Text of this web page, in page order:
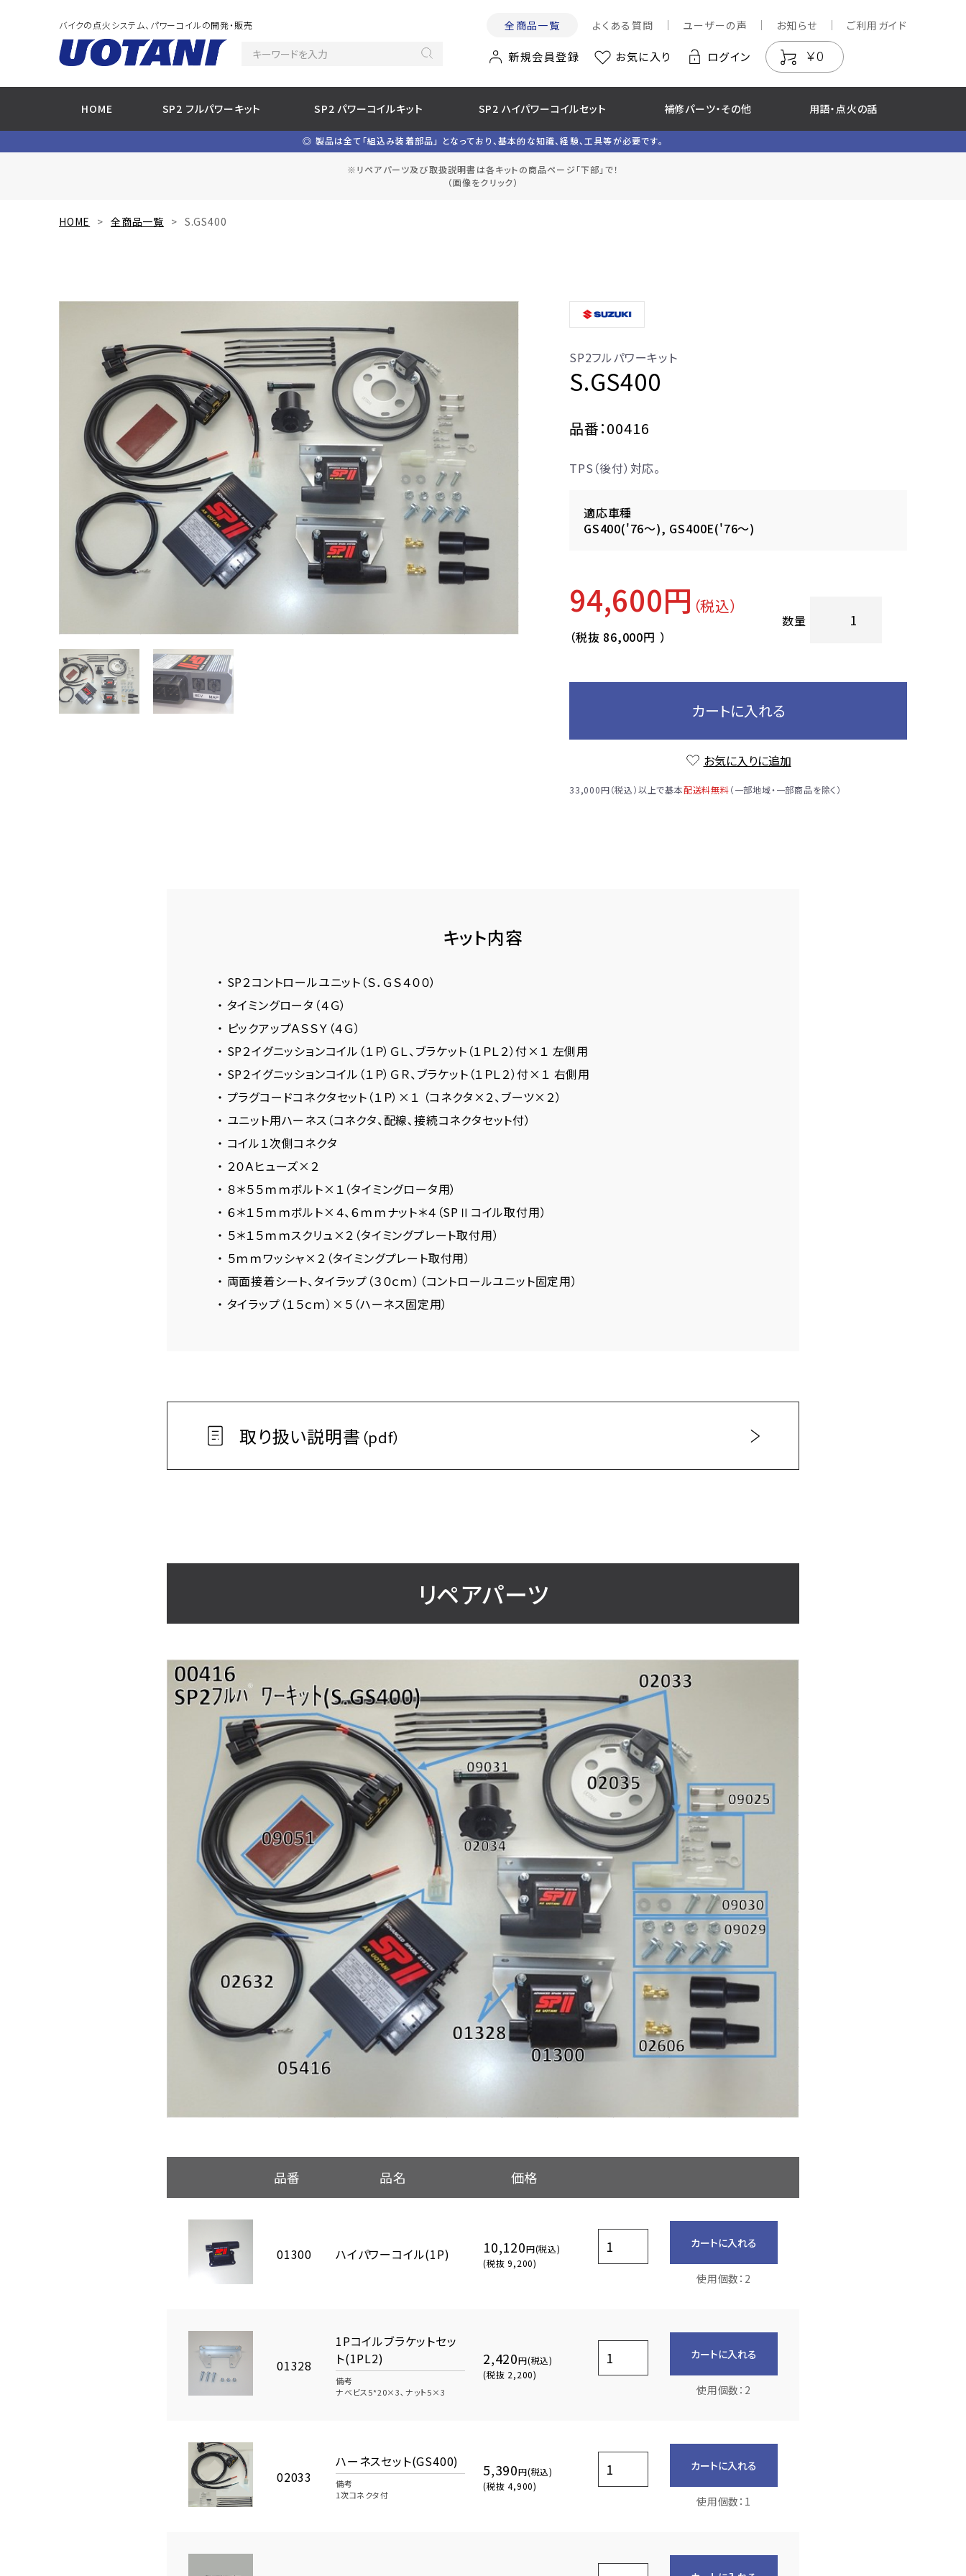
バイクの点火システム、パワーコイルの開発・販売 全商品一覧 よくある質問 ユーザーの声 お知らせ ご利用ガイド
新規会員登録 お気に入り ログイン ￥0
HOME SP2 フルパワーキット SP2 パワーコイルキット SP2 ハイパワーコイルセット 補修パーツ・その他 用語・点火の話
◎ 製品は全て「組込み装着部品」 となっており、基本的な知識、経験、工具等が必要です。
※リペアパーツ及び取扱説明書は各キットの商品ページ「下部」で！
（画像をクリック）
HOME 全商品一覧 S.GS400
SP2フルパワーキット
S.GS400
品番：00416
TPS（後付）対応。
適応車種
GS400('76～), GS400E('76～)
94,600円 （税込）
（税抜 86,000円 ）
数量
カートに入れる
お気に入りに追加
33,000円（税込）以上で基本配送料無料（一部地域・一部商品を除く）
キット内容
・ SP２コントロールユニット（Ｓ．ＧＳ４００）
・ タイミングロータ（４Ｇ）
・ ピックアップＡＳＳＹ（４Ｇ）
・ SP２イグニッションコイル（１Ｐ）ＧＬ、ブラケット（１ＰＬ２）付×１ 左側用
・ SP２イグニッションコイル（１Ｐ）ＧＲ、ブラケット（１ＰＬ２）付×１ 右側用
・ プラグコードコネクタセット（１Ｐ）×１ （コネクタ×２、ブーツ×２）
・ ユニット用ハーネス（コネクタ、配線､接続コネクタセット付）
・ コイル１次側コネクタ
・ ２０Ａヒューズ×２
・ ８＊５５ｍｍボルト×１（タイミングロータ用）
・ ６＊１５ｍｍボルト×４、６ｍｍナット＊４（SPⅡコイル取付用）
・ ５＊１５ｍｍスクリュ×２（タイミングプレート取付用）
・ ５ｍｍワッシャ×２（タイミングプレート取付用）
・ 両面接着シート、タイラップ（３０ｃｍ）（コントロールユニット固定用）
・ タイラップ（１５ｃｍ）×５（ハーネス固定用）
取り扱い説明書 （pdf）
リペアパーツ
品番 品名 価格
01300 ハイパワーコイル(1P) 10,120円(税込)
(税抜 9,200)
カートに入れる
使用個数：2
01328
1Pコイルブラケットセッ
ト(1PL2)
備考
ナベビス5*20×3､ナット5×3
2,420円(税込)
(税抜 2,200)
カートに入れる
使用個数：2
02033
ハーネスセット(GS400)
備考
1次コネクタ付
5,390円(税込)
(税抜 4,900)
カートに入れる
使用個数：1